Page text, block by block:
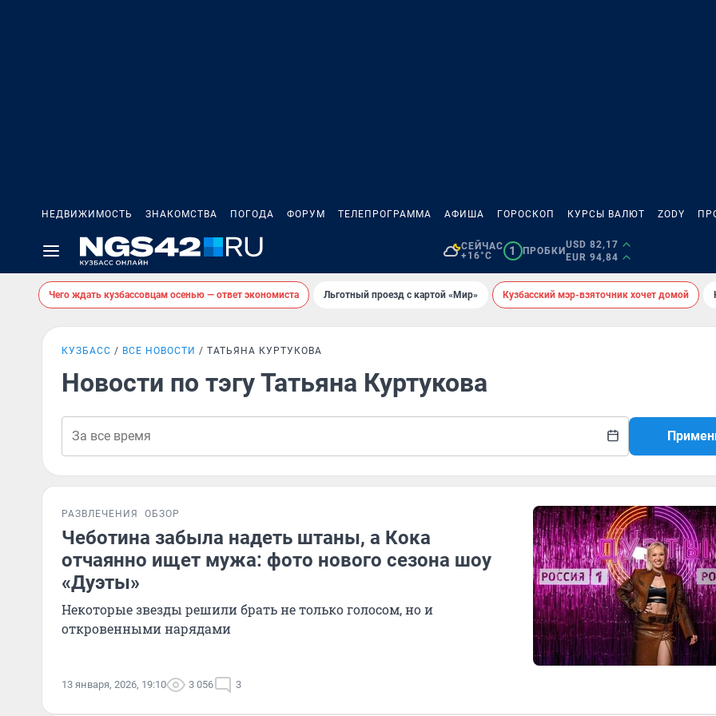
НЕДВИЖИМОСТЬ ЗНАКОМСТВА ПОГОДА ФОРУМ ТЕЛЕПРОГРАММА АФИША ГОРОСКОП КУРСЫ ВАЛЮТ ZODY
СЕЙЧАС
+16°C
1 ПРОБКИ
USD 82,17
EUR 94,84
Чего ждать кузбассовцам осенью — ответ экономиста Льготный проезд с картой «Мир» Кузбасский мэр-взяточник хочет домой
КУЗБАСС ВСЕ НОВОСТИ ТАТЬЯНА КУРТУКОВА
Новости по тэгу Татьяна Куртукова
РАЗВЛЕЧЕНИЯ ОБЗОР
Чеботина забыла надеть штаны, а Кока
отчаянно ищет мужа: фото нового сезона шоу
«Дуэты»
Некоторые звезды решили брать не только голосом, но и
откровенными нарядами
13 января, 2026, 19:10 3 056 3